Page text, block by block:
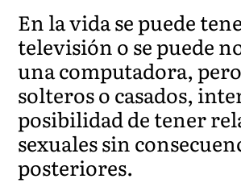
En la vida se puede
televisión o se puede
una computadora,
solteros o casados,
posibilidad de tener
sexuales sin
posteriores.